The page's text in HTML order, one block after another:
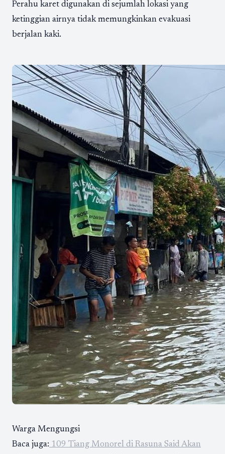
Perahu karet digunakan di sejumlah lokasi yang
ketinggian airnya tidak memungkinkan evakuasi
berjalan kaki.
Warga Mengungsi
Baca juga: 109 Tiang Monorel di Rasuna Said Akan